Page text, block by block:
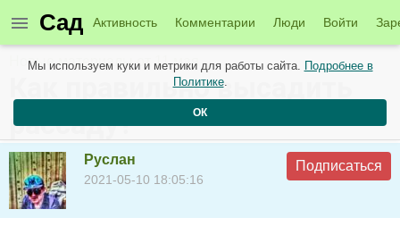
Сад Активность Комментарии Люди Войти
Новые материалы от 11 мая
Как правильно высадить
рассаду?
Руслан
2021-05-10 18:05:16
Подписаться
Мы используем куки и метрики для работы сайта. Подробнее в
Политике.
ОК